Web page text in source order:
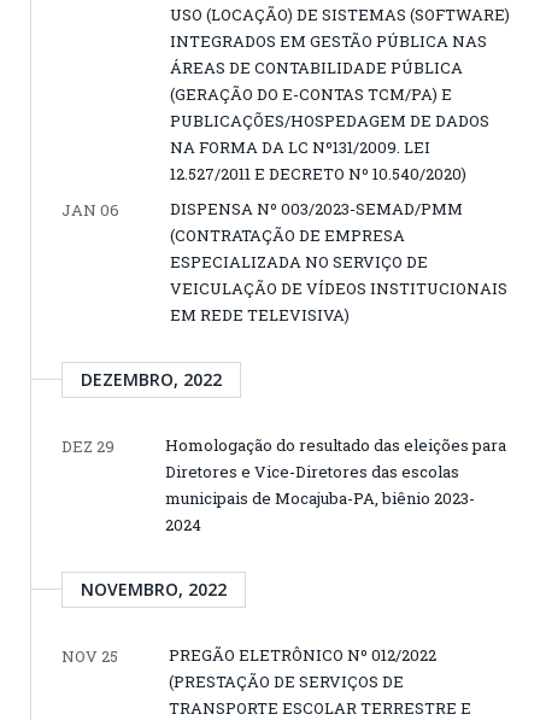
USO (LOCAÇÃO) DE SISTEMAS (SOFTWARE)
INTEGRADOS EM GESTÃO PÚBLICA NAS
ÁREAS DE CONTABILIDADE PÚBLICA
(GERAÇÃO DO E-CONTAS TCM/PA) E
PUBLICAÇÕES/HOSPEDAGEM DE DADOS
NA FORMA DA LC Nº131/2009. LEI
12.527/2011 E DECRETO Nº 10.540/2020)
JAN 06
DISPENSA Nº 003/2023-SEMAD/PMM
(CONTRATAÇÃO DE EMPRESA
ESPECIALIZADA NO SERVIÇO DE
VEICULAÇÃO DE VÍDEOS INSTITUCIONAIS
EM REDE TELEVISIVA)
DEZEMBRO, 2022
DEZ 29
Homologação do resultado das eleições para
Diretores e Vice-Diretores das escolas
municipais de Mocajuba-PA, biênio 2023-
2024
NOVEMBRO, 2022
NOV 25
PREGÃO ELETRÔNICO Nº 012/2022
(PRESTAÇÃO DE SERVIÇOS DE
TRANSPORTE ESCOLAR TERRESTRE E